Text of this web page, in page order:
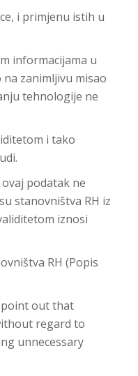
i primjenu istih u
informacijama u
zanimljivu misao
tehnologije ne
i tako
podatak ne
stanovništva RH iz
iznosi
RH (Popis
point out that
regard to
unnecessary